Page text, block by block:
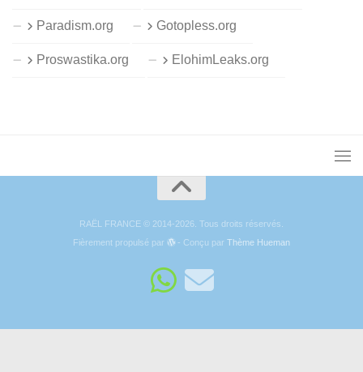
Paradism.org Gotopless.org
Proswastika.org ElohimLeaks.org
RAËL FRANCE © 2014-2026. Tous droits réservés.
Fièrement propulsé par
- Conçu parThème Hueman